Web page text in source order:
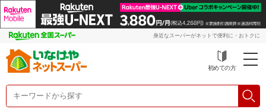
身近なスーパーがネットで便利に・おトクに
初めての方